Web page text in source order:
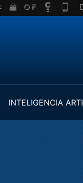
INTELIGENCIA